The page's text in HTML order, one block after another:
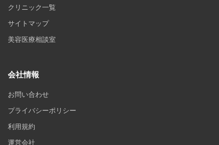
クリニック一覧
サイトマップ
美容医療相談室
会社情報
お問い合わせ
プライバシーポリシー
利用規約
運営会社